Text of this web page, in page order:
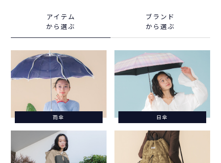
アイテム
から選ぶ
ブランド
から選ぶ
雨傘 日傘